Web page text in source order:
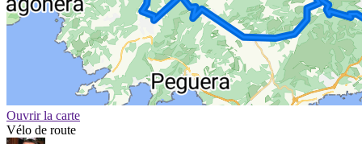
Ouvrir la carte
Vélo de route